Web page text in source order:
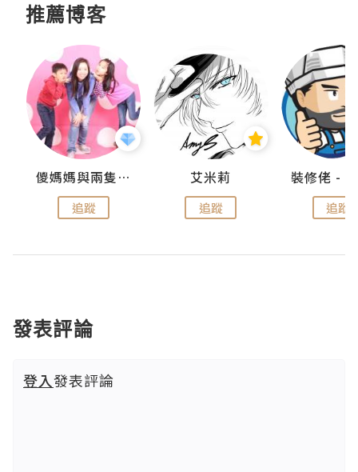
推薦博客
儍媽媽與兩隻小魔怪之家
追蹤
艾米莉
追蹤 追蹤
發表評論
登入發表評論